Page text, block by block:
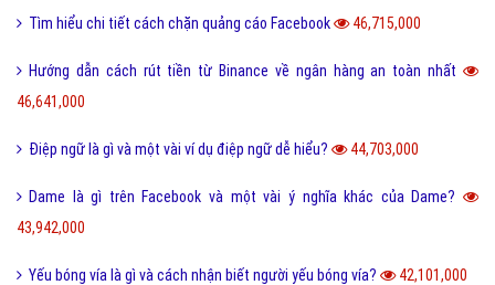
Tìm hiểu chi tiết cách chặn quảng cáo Facebook 46,715,000
Hướng dẫn cách rút tiền từ Binance về ngân hàng an toàn nhất
46,641,000
Điệp ngữ là gì và một vài ví dụ điệp ngữ dễ hiểu? 44,703,000
Dame là gì trên Facebook và một vài ý nghĩa khác của Dame?
43,942,000
Yếu bóng vía là gì và cách nhận biết người yếu bóng vía? 42,101,000